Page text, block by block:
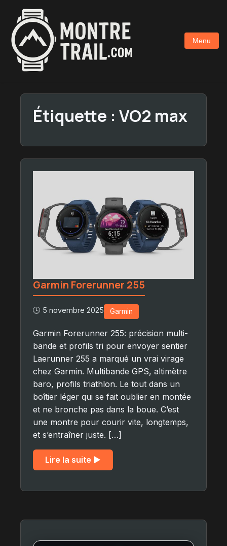
contenu
principal
Menu
Étiquette : VO2 max
Garmin Forerunner 255
🕒 5 novembre 2025 Garmin
Garmin Forerunner 255: précision multi-
bande et profils tri pour envoyer sentier
Laerunner 255 a marqué un vrai virage
chez Garmin. Multibande GPS, altimètre
baro, profils triathlon. Le tout dans un
boîtier léger qui se fait oublier en montée
et ne bronche pas dans la boue. C’est
une montre pour courir vite, longtemps,
et s’entraîner juste. […]
Lire la suite ▶︎